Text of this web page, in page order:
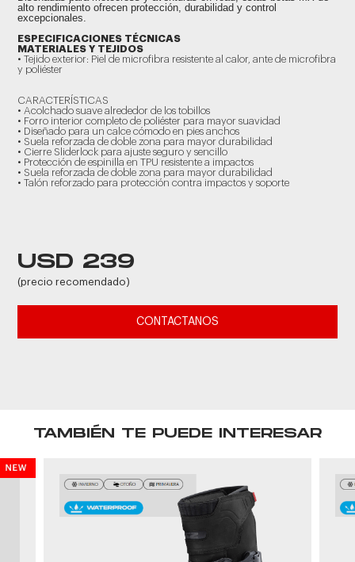
alto rendimiento ofrecen protección, durabilidad y control
excepcionales.
ESPECIFICACIONES TÉCNICAS
MATERIALES Y TEJIDOS
• Tejido exterior: Piel de microfibra resistente al calor, ante de microfibra
y poliéster
CARACTERÍSTICAS
• Acolchado suave alrededor de los tobillos
• Forro interior completo de poliéster para mayor suavidad
• Diseñado para un calce cómodo en pies anchos
• Suela reforzada de doble zona para mayor durabilidad
• Cierre Sliderlock para ajuste seguro y sencillo
• Protección de espinilla en TPU resistente a impactos
• Suela reforzada de doble zona para mayor durabilidad
• Talón reforzado para protección contra impactos y soporte
USD 239
(precio recomendado)
CONTACTANOS
TAMBIÉN TE PUEDE INTERESAR